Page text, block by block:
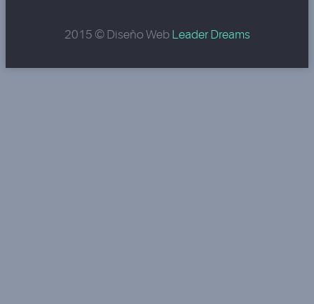
2015 © Diseño Web Leader Dreams